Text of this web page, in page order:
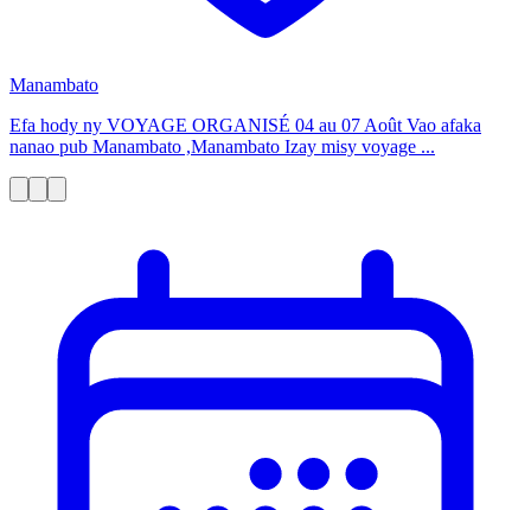
Manambato
Efa hody ny VOYAGE ORGANISÉ 04 au 07 Août Vao afaka
nanao pub Manambato ,Manambato Izay misy voyage ...